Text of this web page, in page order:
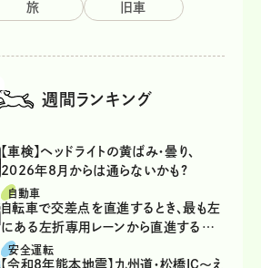
旅 旧車
週間ランキング
【車検】ヘッドライトの黄ばみ・曇り、
2026年8月からは通らないかも?
自動車
自転車で交差点を直進するとき、最も左
にある左折専用レーンから直進するの
は、違反？
安全運転
【令和8年熊本地震】九州道・松橋IC～え